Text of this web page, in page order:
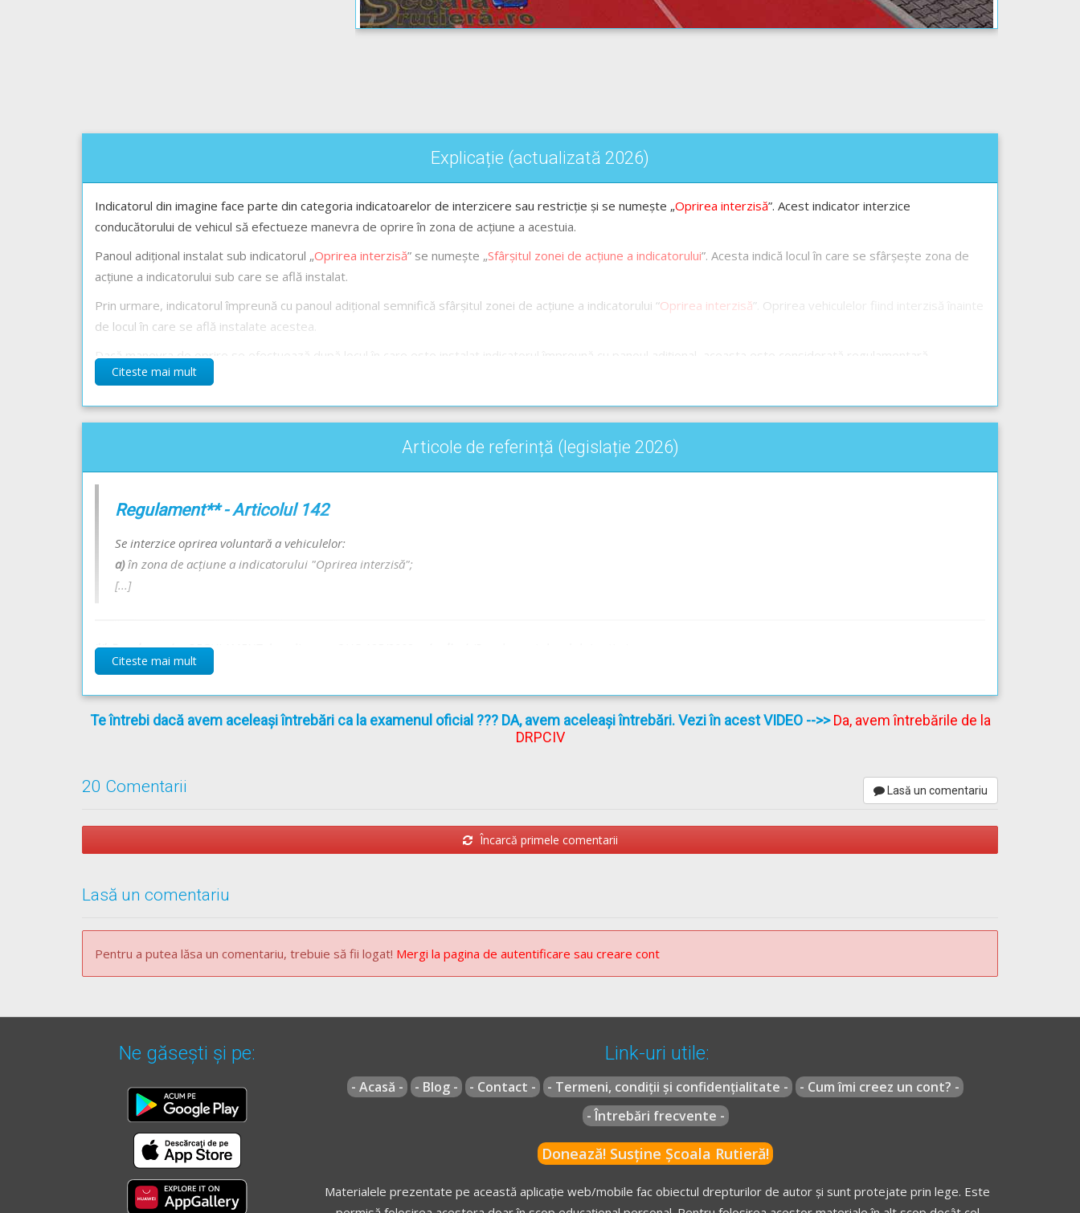
Explicație (actualizată 2026)
Indicatorul din imagine face parte din categoria indicatoarelor de interzicere sau restricție și se numește „Oprirea interzisă”. Acest indicator interzice
conducătorului de vehicul să efectueze manevra de oprire în zona de acțiune a acestuia.
Panoul adițional instalat sub indicatorul „Oprirea interzisă” se numește „Sfârșitul zonei de acțiune a indicatorului”. Acesta indică locul în care se sfârșește zona de
acțiune a indicatorului sub care se află instalat.
Prin urmare, indicatorul împreună cu panoul adițional semnifică sfârșitul zonei de acțiune a indicatorului “Oprirea interzisă”. Oprirea vehiculelor fiind interzisă înainte
de locul în care se află instalate acestea.
Dacă manevra de oprire se efectuează după locul în care este instalat indicatorul împreună cu panoul adițional, aceasta este considerată regulamentară,
deoarece se efectuează în afara zonei de acțiune a indicatorului „
Răspunsul corect este: B
Explicațiile complete ale indicatoarelor -->
Locurile în care este interzisă manevra de oprire - Lecție Audio-Video -->
Citeste mai mult
Articole de referință (legislație 2026)
Regulament** - Articolul 142
Se interzice oprirea voluntară a vehiculelor:
a)în zona de acţiune a indicatorului "Oprirea interzisă";
[...]
** Regulament =REGULAMENT de aplicare a OUG 195/2002
Citeste mai mult
Te întrebi dacă avem aceleași întrebări ca la examenul oficial ??? DA, avem aceleași întrebări. Vezi în acest VIDEO -->>Da, avem întrebările de la
DRPCIV
20 Comentarii Lasă un comentariu
Încarcă primele comentarii
Lasă un comentariu
Pentru a putea lăsa un comentariu, trebuie să fii logat! Mergi la pagina de autentificare sau creare cont
Ne găsești și pe: Link-uri utile:
- Acasă - - Blog - - Contact - - Termeni, condiții și confidențialitate -
- Cum îmi creez un cont? -
- Întrebări frecvente -
Donează! Susține Școala Rutieră!
Materialele prezentate pe această aplicație web/mobile fac obiectul drepturilor de autor și sunt protejate prin lege. Este